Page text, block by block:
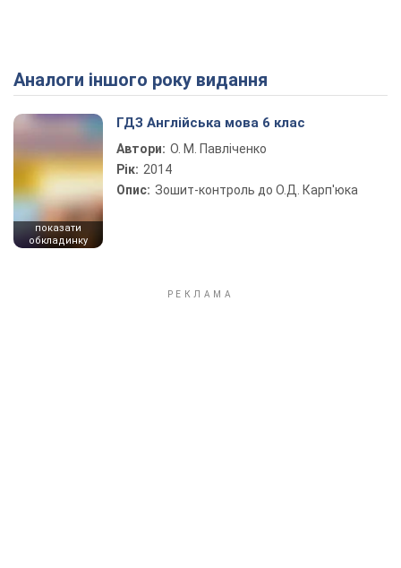
Аналоги іншого року видання
показати
обкладинку
ГДЗ Англійська мова 6 клас
Автори: О. М. Павліченко
Рік: 2014
Опис: Зошит-контроль до О.Д. Карп'юка